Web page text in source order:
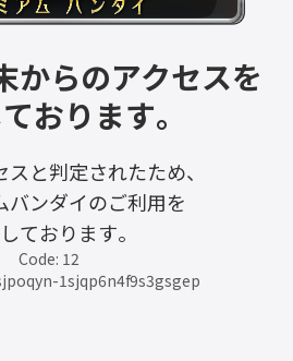
からのアクセスを
おります。
と判定されたため、
バンダイのご利用を
ております。
Code: 12
1sjqp6n4f9s3gsgep